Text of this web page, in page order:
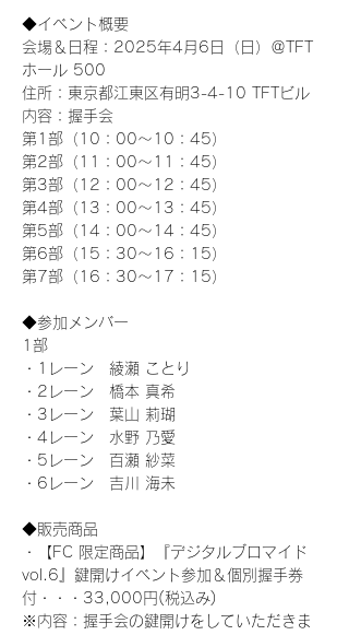
◆イベント概要
会場＆日程：2025年4月6日（日）＠TFT
ホール 500
住所：東京都江東区有明3-4-10 TFTビル
内容：握手会
第1部（10：00～10：45）
第2部（11：00～11：45）
第3部（12：00～12：45）
第4部（13：00～13：45）
第5部（14：00～14：45）
第6部（15：30～16：15）
第7部（16：30～17：15）
◆参加メンバー
1部
・1レーン　綾瀬 ことり
・2レーン　橋本 真希
・3レーン　葉山 莉瑚
・4レーン　水野 乃愛
・5レーン　百瀬 紗菜
・6レーン　吉川 海未
◆販売商品
・【FC 限定商品】『デジタルブロマイド
vol.6』鍵開けイベント参加＆個別握手券
付・・・33,000円(税込み)
※内容：握手会の鍵開けをしていただきま